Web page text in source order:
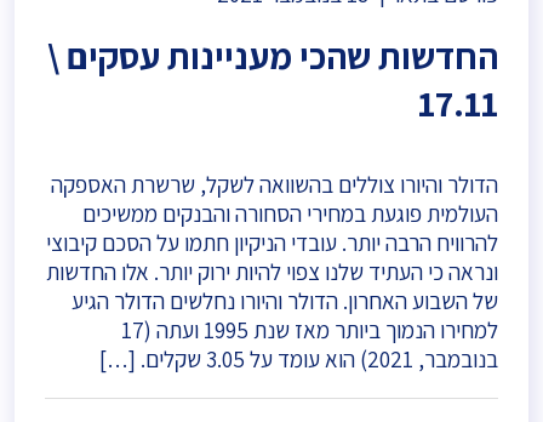
החדשות שהכי מעניינות עסקים \
17.11
הדולר והיורו צוללים בהשוואה לשקל, שרשרת האספקה
העולמית פוגעת במחירי הסחורה והבנקים ממשיכים
להרוויח הרבה יותר. עובדי הניקיון חתמו על הסכם קיבוצי
ונראה כי העתיד שלנו צפוי להיות ירוק יותר. אלו החדשות
של השבוע האחרון. הדולר והיורו נחלשים הדולר הגיע
למחירו הנמוך ביותר מאז שנת 1995 ועתה (17
בנובמבר, 2021) הוא עומד על 3.05 שקלים. […]